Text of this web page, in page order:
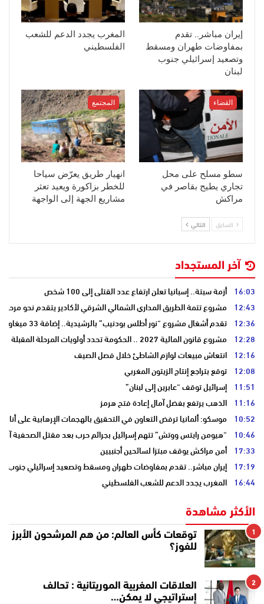
إيران مباشر.. تقدم
بمفاوضات طهران ومسقط
وتصعيد إسرائيلي جنوب
لبنان
المغرب يجدد الدعم للشعب
الفلسطيني
القضاء
سطو مسلح على محل
تجاري يطيح بقاصر في
مراكش
المجتمع
انهيار طريق يعرّض سياحا
للخطر بزاكورة ويعيد تعثر
مشاريع الجهة إلى الواجهة
السابق التالي
آخر المستجداد
16:03 أزمة سبتة.. إسبانيا تعلن ارتفاع عدد القتلى إلى 100 شخص
12:43 مشروع تتمة الطريق المداري الشمالي الشرقي لأكادير يتقدم نحو مرحلة
12:36 تقدم أشغال مشروع “نور أطلس بودنيب” بالرشيدية.. إضافة 33 ميغاوات إلى الشبكة الوطنية
12:28 مشروع قانون المالية 2027 .. الحكومة تحدد أولويات المرحلة المقبلة
12:16 انتعاش مبيعات لوازم الشاطئ خلال فصل الصيف
12:08 توقع بتراجع إنتاج الزيتون المغربي
11:51 إسرائيل توقف “عابرين إلى لبنان”
11:16 الذهب يرتفع بفضل آمال إعادة فتح هرمز
10:52 موسكو: ألمانيا ترفض التعاون في التحقيق بالهجمات الإرهابية على
10:46 “هيومن رايتس ووتش” تتهم إسرائيل بجرائم حرب بعد مقتل الصحفية
17:33 أمن مراكش يوقف مبتزا لسائحين أجنبيين
17:19 إيران مباشر.. تقدم بمفاوضات طهران ومسقط وتصعيد إسرائيلي جنوب
16:44 المغرب يجدد الدعم للشعب الفلسطيني
الأكثر مشاهدة
1
توقعات كأس العالم: من هم المرشحون الأبرز
للفوز؟
2
العلاقات المغربية الموريتانية : تحالف
إستراتيجي لا يمكن…